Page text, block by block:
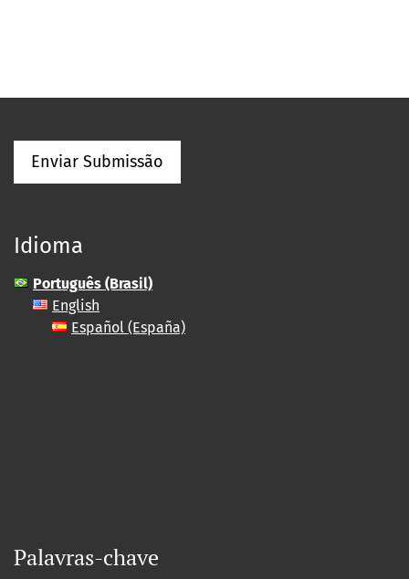
Enviar Submissão
Idioma
Português (Brasil)
English
Español (España)
Palavras-chave